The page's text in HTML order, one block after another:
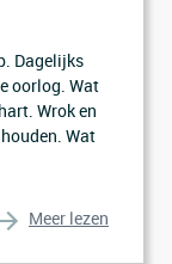
Dagelijks
oorlog. Wat
Wrok en
Wat
Meer lezen